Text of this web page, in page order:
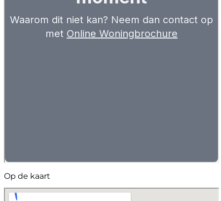
Op de kaart